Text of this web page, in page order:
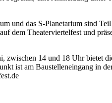
und das S-Planetarium sind
dem Theaterviertelfest und
zwischen 14 und 18 Uhr bietet
ist am Baustelleneingang in